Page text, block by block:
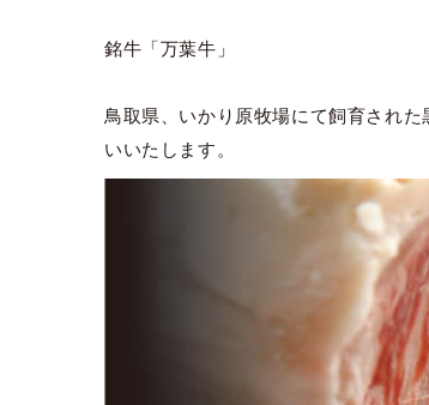
銘牛「万葉牛」
鳥取県、いかり原牧場にて飼育され
いいたします。